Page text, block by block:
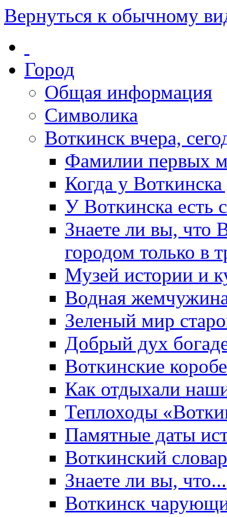
Вернуться к обычному
Город
Общая информация
Символика
Воткинск вчера,
Фамилии первых
Когда у
У Воткинска есть
Знаете ли вы, что
городом только в
Музей истории и
Водная
Зеленый мир
Добрый дух
Воткинские
Как отдыхали
Теплоходы
Памятные даты
Воткинский
Знаете ли вы, что...
Воткинск